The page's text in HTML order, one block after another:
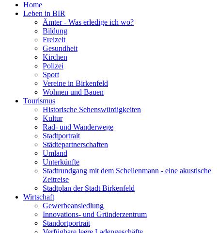
Home
Leben in BIR
Ämter - Was erledige ich wo?
Bildung
Freizeit
Gesundheit
Kirchen
Polizei
Sport
Vereine in Birkenfeld
Wohnen und Bauen
Tourismus
Historische Sehenswürdigkeiten
Kultur
Rad- und Wanderwege
Stadtportrait
Städtepartnerschaften
Umland
Unterkünfte
Stadtrundgang mit dem Schellenmann - eine akustische
Zeitreise
Stadtplan der Stadt Birkenfeld
Wirtschaft
Gewerbeansiedlung
Innovations- und Gründerzentrum
Standortportrait